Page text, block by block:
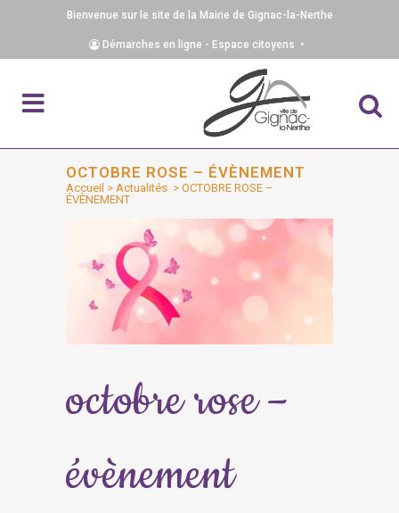
Bienvenue sur le site de la Mairie de Gignac-la-Nerthe
Démarches en ligne - Espace citoyens •
OCTOBRE ROSE – ÉVÈNEMENT
Accueil > Actualités > OCTOBRE ROSE –
ÉVÈNEMENT
octobre rose –
évènement